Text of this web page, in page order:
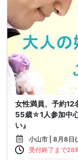
女性満員、予約12
55歳☆1人参加中
い』
小山市 | 8月8日
受付終了まで28